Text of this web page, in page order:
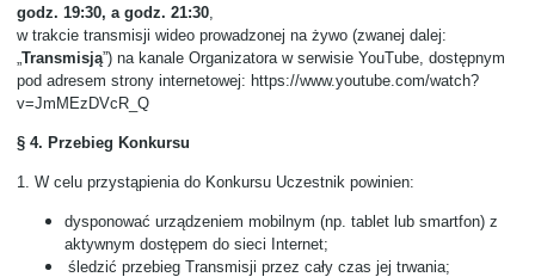
godz. 19:30, a godz. 21:30,
w trakcie transmisji wideo prowadzonej na żywo (zwanej dalej:
„Transmisją”) na kanale Organizatora w serwisie YouTube, dostępnym
pod adresem strony internetowej: https://www.youtube.com/watch?
v=JmMEzDVcR_Q
§ 4. Przebieg Konkursu
1. W celu przystąpienia do Konkursu Uczestnik powinien:
dysponować urządzeniem mobilnym (np. tablet lub smartfon) z
aktywnym dostępem do sieci Internet;
śledzić przebieg Transmisji przez cały czas jej trwania;